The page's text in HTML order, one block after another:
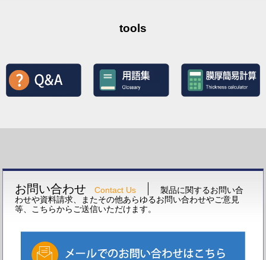
tools
お問い合わせ Contact Us
製品に関するお問い合
わせや資料請求、またその他あらゆるお問い合わせやご意見
等、こちらからご送信いただけます。